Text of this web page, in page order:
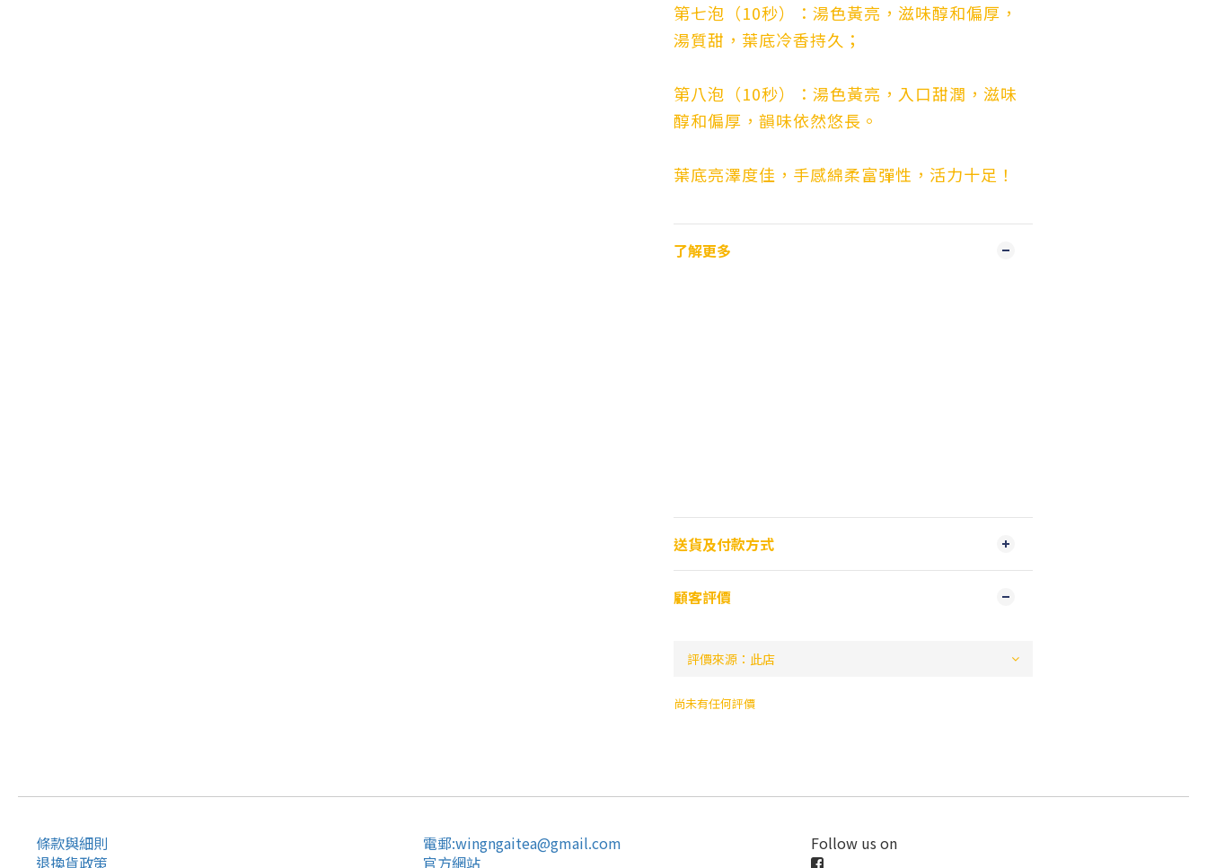
第七泡（10秒）：湯色黃亮，滋味醇和偏厚，
湯質甜，葉底冷香持久；
第八泡（10秒）：湯色黃亮，入口甜潤，滋味
醇和偏厚，韻味依然悠長。
葉底亮澤度佳，手感綿柔富彈性，活力十足！
了解更多
送貨及付款方式
顧客評價
尚未有任何評價
條款與細則
退換貨政策
電郵:wingngaitea@gmail.com
官方網站
Follow us on